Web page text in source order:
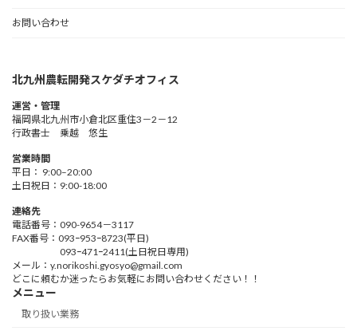
お問い合わせ
北九州農転開発スケダチオフィス
運営・管理
福岡県北九州市小倉北区重住3－2－12
行政書士 乗越 悠生
営業時間
平日： 9:00–20:00
土日祝日：9:00-18:00
連絡先
電話番号：090-9654－3117
FAX番号：093ｰ953ｰ8723(平日)
093ｰ471ｰ2411(土日祝日専用)
メール：y.norikoshi.gyosyo@gmail.com
どこに頼むか迷ったらお気軽にお問い合わせください！！
メニュー
取り扱い業務